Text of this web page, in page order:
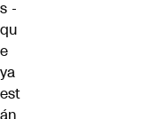
s -
qu
e
ya
est
án